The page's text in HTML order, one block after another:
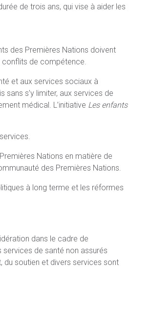
de trois ans, qui vise à aider les
des Premières Nations doivent
conflits de compétence.
et aux services sociaux à
sans s’y limiter, aux services de
médical. L’initiative Les enfants
Nations en matière de
des Premières Nations.
à long terme et les réformes
dans le cadre de
de santé non assurés
du soutien et divers services sont